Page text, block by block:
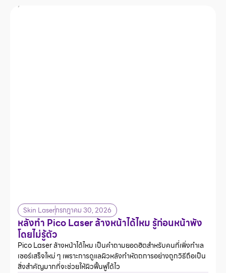
Skin Laserกรกฎาคม 30, 2026
หลังทํา Pico Laser ล้างหน้าได้ไหม รู้ก่อนหน้าพัง
โดยไม่รู้ตัว
Pico Laser ล้างหน้าได้ไหม เป็นคำถามยอดฮิตสำหรับคนที่เพิ่งทำเล
เซอร์เสร็จใหม่ ๆ เพราะการดูแลผิวหลังทำหัตถการอย่างถูกวิธีถือเป็น
สิ่งสำคัญมากที่จะช่วยให้ผิวฟื้นฟูได้ไว